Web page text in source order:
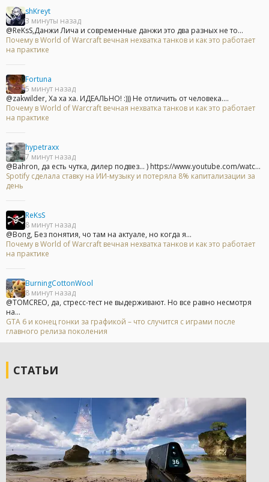
shKreyt
3 минуты назад
@ReKsS,Данжи Лича и современные данжи это два разных не то...
Почему в World of Warcraft вечная нехватка танков и как это работает
на практике
Fortuna
5 минут назад
@zakwilder, Ха ха ха. ИДЕАЛЬНО! :))) Не отличить от человека....
Почему в World of Warcraft вечная нехватка танков и как это работает
на практике
hypetraxx
7 минут назад
@Bahron, да есть чутка, дилер подвез... ) https://www.youtube.com/watc...
Spotify сделала ставку на ИИ-музыку и потеряла 8% капитализации за
день
ReKsS
8 минут назад
@Bong, Без понятия, чо там на актуале, но когда я...
Почему в World of Warcraft вечная нехватка танков и как это работает
на практике
BurningCottonWool
8 минут назад
@TOMCREO, да, стресс-тест не выдерживают. Но все равно несмотря
на...
GTA 6 и конец гонки за графикой – что случится с играми после
главного релиза поколения
СТАТЬИ